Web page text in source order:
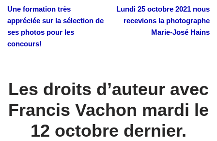
Une formation très
appréciée sur la sélection de
ses photos pour les
concours!
Lundi 25 octobre 2021 nous
recevions la photographe
Marie-José Hains
Les droits d’auteur avec
Francis Vachon mardi le
12 octobre dernier.